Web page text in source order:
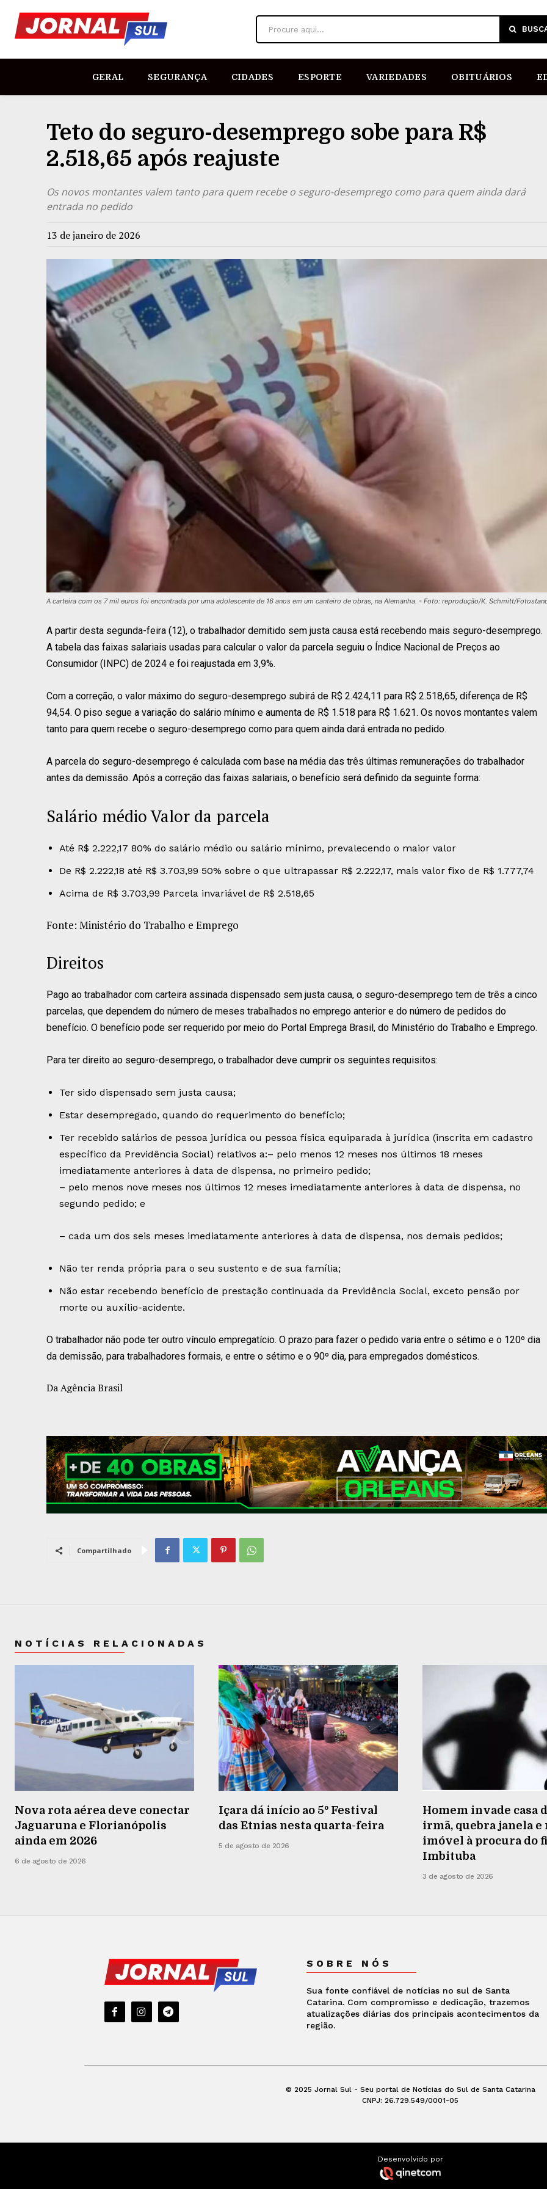
Procure aqui...
GERAL SEGURANÇA CIDADES ESPORTE VARIEDADES OBITUÁRIOS
Teto do seguro-desemprego sobe para R$
2.518,65 após reajuste
Os novos montantes valem tanto para quem recebe o seguro-desemprego como para quem ainda dará
entrada no pedido
13 de janeiro de 2026
A carteira com os 7 mil euros foi encontrada por uma adolescente de 16 anos em um canteiro de obras, na Alemanha. - Foto: reprodução/K. Schmitt/
A partir desta segunda-feira (12), o trabalhador demitido sem justa causa está recebendo mais seguro-desemprego.
A tabela das faixas salariais usadas para calcular o valor da parcela seguiu o Índice Nacional de Preços ao
Consumidor (INPC) de 2024 e foi reajustada em 3,9%.
Com a correção, o valor máximo do seguro-desemprego subirá de R$ 2.424,11 para R$ 2.518,65, diferença de R$
94,54. O piso segue a variação do salário mínimo e aumenta de R$ 1.518 para R$ 1.621. Os novos montantes valem
tanto para quem recebe o seguro-desemprego como para quem ainda dará entrada no pedido.
A parcela do seguro-desemprego é calculada com base na média das três últimas remunerações do trabalhador
antes da demissão. Após a correção das faixas salariais, o benefício será definido da seguinte forma:
Salário médio Valor da parcela
Até R$ 2.222,17 80% do salário médio ou salário mínimo, prevalecendo o maior valor
De R$ 2.222,18 até R$ 3.703,99 50% sobre o que ultrapassar R$ 2.222,17, mais valor fixo de R$ 1.777,74
Acima de R$ 3.703,99 Parcela invariável de R$ 2.518,65
Fonte: Ministério do Trabalho e Emprego
Direitos
Pago ao trabalhador com carteira assinada dispensado sem justa causa, o seguro-desemprego tem de três a cinco
parcelas, que dependem do número de meses trabalhados no emprego anterior e do número de pedidos do
benefício. O benefício pode ser requerido por meio do Portal Emprega Brasil, do Ministério do Trabalho e Emprego.
Para ter direito ao seguro-desemprego, o trabalhador deve cumprir os seguintes requisitos:
Ter sido dispensado sem justa causa;
Estar desempregado, quando do requerimento do benefício;
Ter recebido salários de pessoa jurídica ou pessoa física equiparada à jurídica (inscrita em cadastro
específico da Previdência Social) relativos a:– pelo menos 12 meses nos últimos 18 meses
imediatamente anteriores à data de dispensa, no primeiro pedido;
– pelo menos nove meses nos últimos 12 meses imediatamente anteriores à data de dispensa, no
segundo pedido; e
– cada um dos seis meses imediatamente anteriores à data de dispensa, nos demais pedidos;
Não ter renda própria para o seu sustento e de sua família;
Não estar recebendo benefício de prestação continuada da Previdência Social, exceto pensão por
morte ou auxílio-acidente.
O trabalhador não pode ter outro vínculo empregatício. O prazo para fazer o pedido varia entre o sétimo e o 120º dia
da demissão, para trabalhadores formais, e entre o sétimo e o 90º dia, para empregados domésticos.
Da Agência Brasil
Compartilhado
NOTÍCIAS RELACIONADAS
Nova rota aérea deve conectar
Jaguaruna e Florianópolis
ainda em 2026
6 de agosto de 2026
Içara dá início ao 5º Festival
das Etnias nesta quarta-feira
5 de agosto de 2026
Homem invade casa
irmã, quebra janela
imóvel à procura do
Imbituba
3 de agosto de 2026
SOBRE NÓS
Sua fonte confiável de notícias no sul de Santa
Catarina. Com compromisso e dedicação, trazemos
atualizações diárias dos principais acontecimentos da
região.
© 2025 Jornal Sul - Seu portal de Notícias do Sul de Santa Catarina
CNPJ: 26.729.549/0001-05
Desenvolvido por